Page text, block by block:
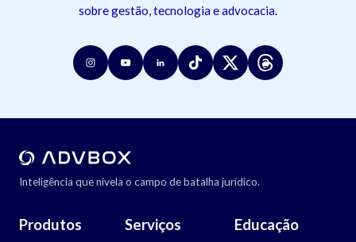
sobre gestão, tecnologia e advocacia.
Inteligência que nivela o campo de batalha jurídico.
Produtos Serviços Educação